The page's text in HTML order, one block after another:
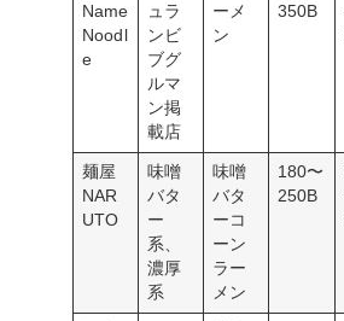
Name
Noodl
e
ュラ
ンビ
ブグ
ルマ
ン掲
載店
ーメ
ン
350B
麺屋
NAR
UTO
味噌
バタ
ー
系、
濃厚
系
味噌
バタ
ーコ
ーン
ラー
メン
180〜
250B